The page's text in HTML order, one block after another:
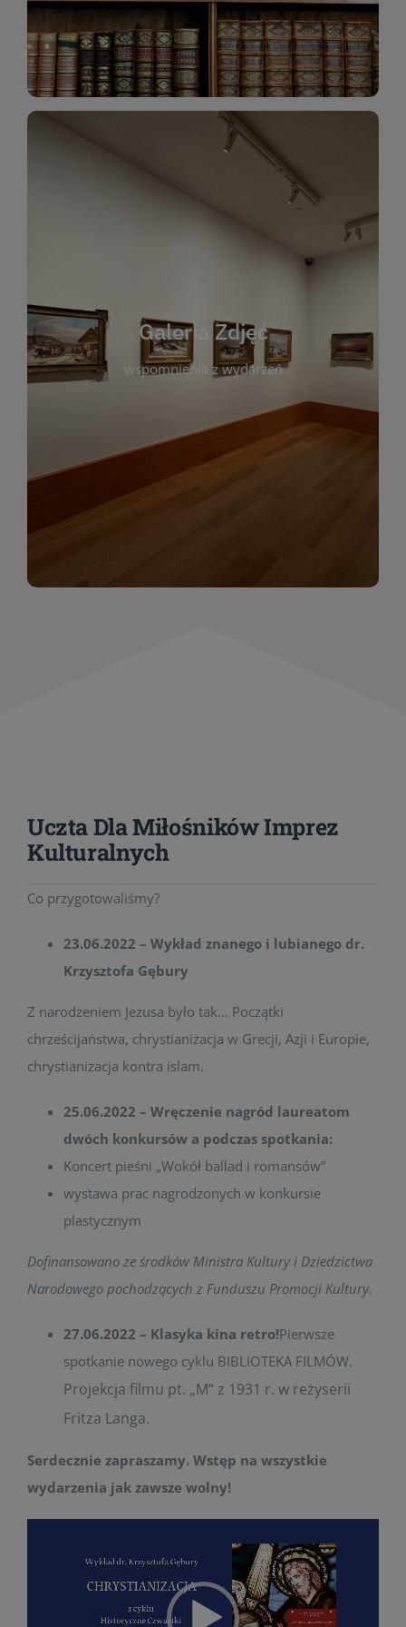
Katalog Zbiorów
Galeria Zdjęć
wspomnienia z wydarzeń
Galeria Zdjęć
wspomnienia z wydarzeń, spotkań i projektów
którym można zobaczyć, jak żyje nasza biblioteka
i jej społeczność. Zdjęcia dokumentują zarówno
uroczyste chwile, jak i codzienne aktywności
czytelników. Regularnie dodajemy nowe galerie,
by każdy mógł powrócić do wyjątkowych
momentów. Zapraszamy do obejrzenia,
wspominania i inspirowania się!
Uczta Dla Miłośników Imprez
Kulturalnych
Co przygotowaliśmy?
23.06.2022 – Wykład znanego i lubianego dr.
Krzysztofa Gębury
Z narodzeniem Jezusa było tak… Początki
chrześcijaństwa, chrystianizacja w Grecji, Azji i Europie,
chrystianizacja kontra islam.
25.06.2022 – Wręczenie nagród laureatom
dwóch konkursów a podczas spotkania:
Koncert pieśni „Wokół ballad i romansów”
wystawa prac nagrodzonych w konkursie
plastycznym
Dofinansowano ze środków Ministra Kultury i Dziedzictwa
Narodowego pochodzących z Funduszu Promocji Kultury.
27.06.2022 – Klasyka kina retro!Pierwsze
spotkanie nowego cyklu BIBLIOTEKA FILMÓW.
Projekcja filmu pt. „M” z 1931 r. w reżyserii
Fritza Langa.
Serdecznie zapraszamy. Wstęp na wszystkie
wydarzenia jak zawsze wolny!